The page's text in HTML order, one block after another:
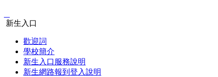
新生入口
歡迎詞
學校簡介
新生入口服務說明
新生網路報到登入說明